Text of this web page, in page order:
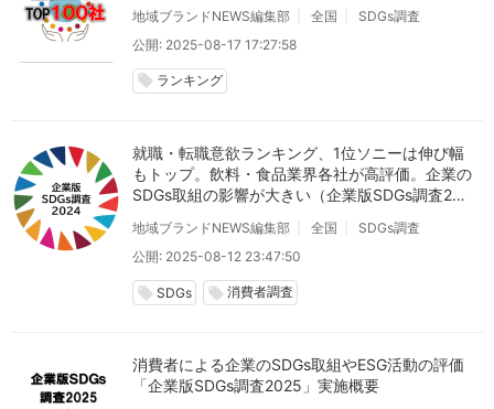
地域ブランドNEWS編集部 全国
SDGs調査
公開: 2025-08-17 17:27:58
local_offer ランキング
就職・転職意欲ランキング、1位ソニーは伸び幅
もトップ。飲料・食品業界各社が高評価。企業の
SDGs取組の影響が大きい（企業版SDGs調査202
地域ブランドNEWS編集部 全国
SDGs調査
公開: 2025-08-12 23:47:50
local_offer SDGs local_offer 消費者調査
消費者による企業のSDGs取組やESG活動の評価
「企業版SDGs調査2025」実施概要